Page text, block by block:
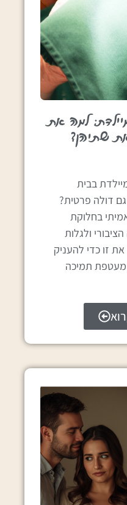
למה את
שתיהן?
בבית
דולה פרטית?
בחלוקת
ולגלות
זו כדי להעניק
מעטפת תמיכה